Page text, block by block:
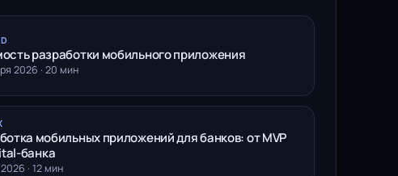
разработки мобильного приложения
2026 · 20 мин
мобильных приложений для банков: от MVP
банка
· 12 мин